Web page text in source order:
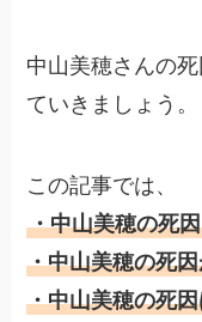
中山美穂さんの
ていきましょう。
この記事では、
・中山美穂の死
・中山美穂の死
・中山美穂の死